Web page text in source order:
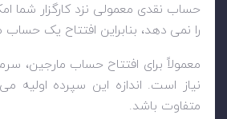
حساب نقدی معمولی نزد کارگزار شما
را نمی دهد، بنابراین افتتاح یک
معمولاً برای افتتاح حساب مارجین،
نیاز است. اندازه این سپرده اولیه می
متفاوت باشد.